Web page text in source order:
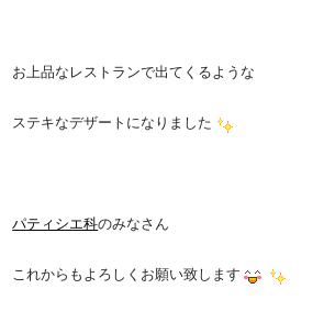
お上品なレストランで出てくるような
ステキなデザートになりました
パティシエ科のみなさん
これからもよろしくお願い致します